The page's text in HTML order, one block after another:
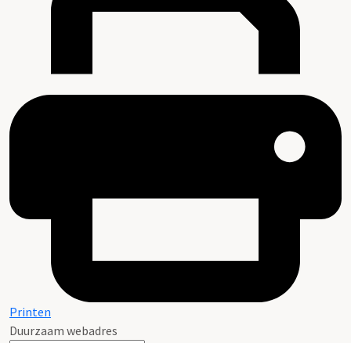
Printen
Duurzaam webadres